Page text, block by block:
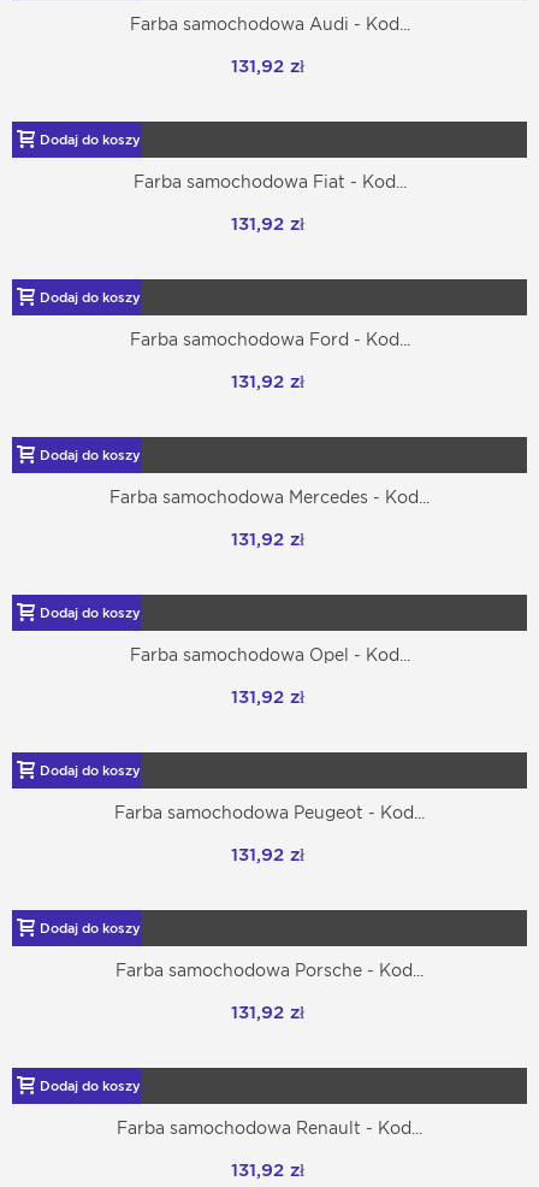
Farba samochodowa Audi - Kod...
131,92 zł
Dodaj do koszyka
Farba samochodowa Fiat - Kod...
131,92 zł
Dodaj do koszyka
Farba samochodowa Ford - Kod...
131,92 zł
Dodaj do koszyka
Farba samochodowa Mercedes - Kod...
131,92 zł
Dodaj do koszyka
Farba samochodowa Opel - Kod...
131,92 zł
Dodaj do koszyka
Farba samochodowa Peugeot - Kod...
131,92 zł
Dodaj do koszyka
Farba samochodowa Porsche - Kod...
131,92 zł
Dodaj do koszyka
Farba samochodowa Renault - Kod...
131,92 zł